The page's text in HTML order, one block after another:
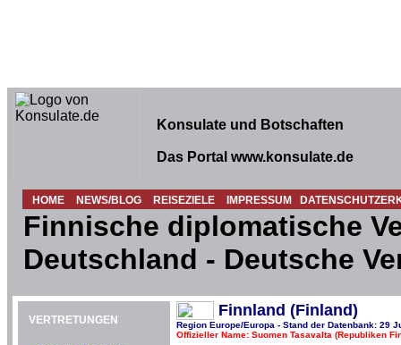
Konsulate und Botschaften
Das Portal www.konsulate.de
HOME NEWS/BLOG REISEZIELE IMPRESSUM
Finnische diplomatische
Deutschland - Deutsche
VERTRETUNGEN
Finnland (Finland)
Region Europe/Europa - Stand der Datenbank: 29
Offizieller Name: Suomen Tasavalta (Republiken